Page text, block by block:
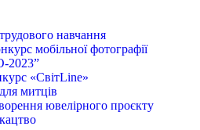
навчання
мобільної фотографії
2023”
«СвітLine»
митців
ювелірного проєкту